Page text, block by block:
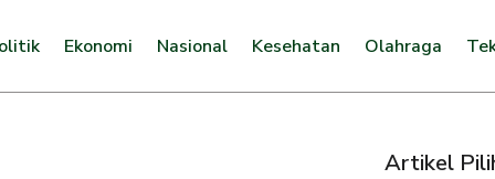
Ekonomi Nasional Kesehatan Olahraga
Artikel